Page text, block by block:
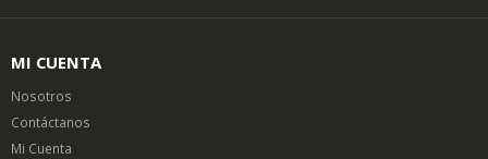
MI CUENTA
Nosotros
Contáctanos
Mi Cuenta